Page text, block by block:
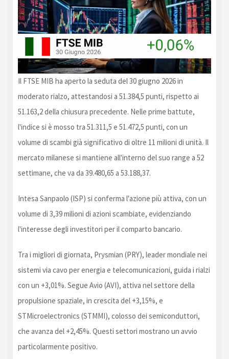
Il FTSE MIB ha aperto la seduta del 30 giugno 2026 in
moderato rialzo, attestandosi a 51.384,5 punti, rispetto ai
51.163,2 della chiusura precedente. Nelle prime battute,
l'indice si è mosso tra 51.311,5 e 51.472,5 punti, con un
volume di scambi già significativo di oltre 11 milioni di unità. Il
mercato milanese si mantiene all'interno del suo range a 52
settimane, che va da 39.480,65 a 53.188,37.
Intesa Sanpaolo (ISP) si conferma l'azione più attiva, con un
volume di 3,39 milioni di azioni scambiate, evidenziando
l'interesse degli investitori per il comparto bancario.
Tra i migliori di giornata, Prysmian (PRY), leader mondiale nei
sistemi via cavo per energia e telecomunicazioni, guida i rialzi
con un +3,01%. Segue Avio (AVI), attiva nel settore della
propulsione spaziale, in crescita del +3,15%, e
STMicroelectronics (STMMI), colosso dei semiconduttori,
che avanza del +2,45%. Questi settori mostrano un avvio
particolarmente positivo.